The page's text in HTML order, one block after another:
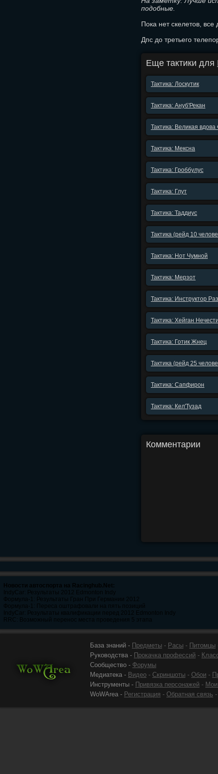
подобные.
Пока нет скелетов,
Дпс до третьего
Еще тактики для
Тактика: Лоскутик
Тактика: Ануб'Рекан
Тактика: Великая
Тактика: Мексна
Тактика: Гроббулус
Тактика: Глут
Тактика: Таддиус
Тактика (рейд 10
Тактика: Нот Чумной
Тактика: Мерзот
Тактика: Инструктор
Тактика: Хейган
Тактика: Готик Жнец
Тактика (рейд 25
Тактика: Сапфирон
Тактика: Кел'Тузад
Комментарии
Новости автоспорта на Racinghub.Net:
IndyCar: Результаты 2012 Edmonton Indy
Формула-1: Результаты Гран При Германии 2012
Формула-1: Переса оштрафовали на пять позиций
IndyCar: Результаты квалификации перед 2012 Edmonton Indy
RRC: Возможный перенос места проведения 5 этапа
База знаний - Предметы - Расы - Питомцы
Руководства - Прокачка профессий -
Сообщество - Форумы
Медиатека - Видео - Скриншоты - Обои -
Инструменты - Привязка персонажей -
WoWArea - Регистрация - Обратная связь